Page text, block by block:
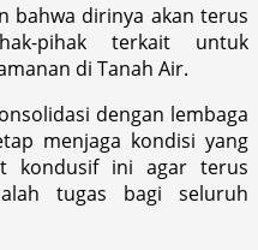
bahwa dirinya akan terus
pihak terkait untuk
di Tanah Air.
dengan lembaga
menjaga kondisi yang
kondusif ini agar terus
tugas bagi seluruh